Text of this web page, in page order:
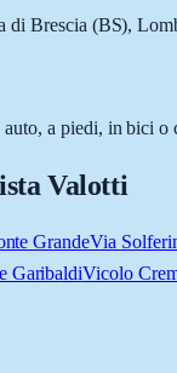
di Brescia (BS),
a piedi, in bici
Valotti
GrandeVia
GaribaldiVicolo